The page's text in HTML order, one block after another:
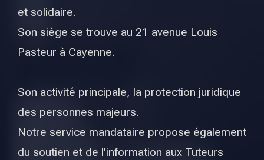
et solidaire.
Son siège se trouve au 21 avenue Louis
Pasteur à Cayenne.
Son activité principale, la protection juridique
des personnes majeurs.
Notre service mandataire propose également
du soutien et de l’information aux Tuteurs